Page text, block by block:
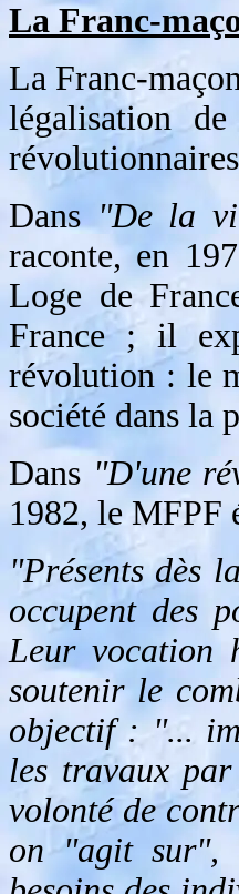
La Franc-
La Franc-
légalisation
Dans "De la
raconte, en
Loge de
France ; il
révolution : le
société dans la
Dans "D'une
1982, le MFPF
"Présents dès
occupent des
Leur vocation
soutenir le
objectif : "...
les travaux
volonté de
on "agit sur",